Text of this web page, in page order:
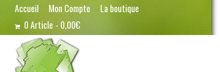
Accueil Mon Compte
La boutique
0 Article
0,00€